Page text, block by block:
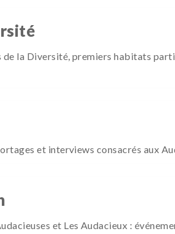
la Diversité, premiers habitats
et interviews consacrés aux
et Les Audacieux :